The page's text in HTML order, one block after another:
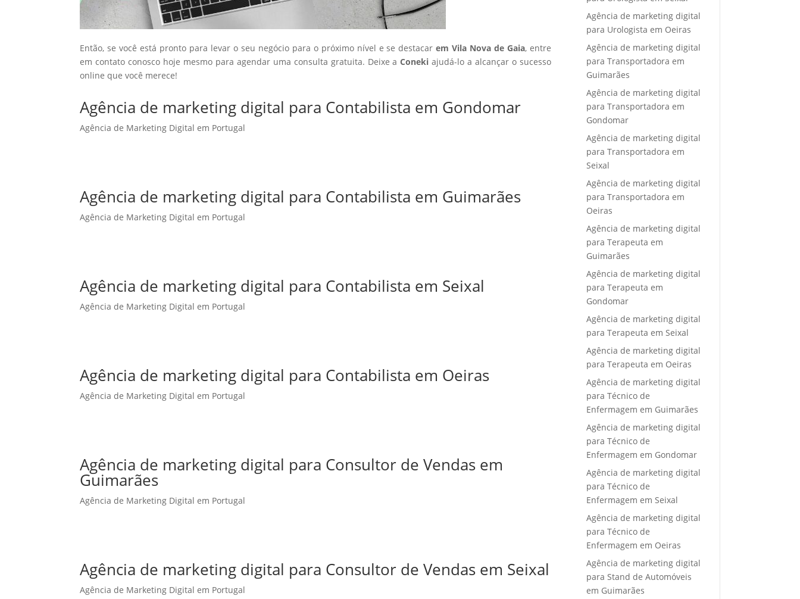
Então, se você está pronto para levar o seu negócio para o próximo nível e se destacarem Vila Nova de Gaia, entre
em contato conosco hoje mesmo para agendar uma consulta gratuita. Deixe aConeki ajudá-lo a alcançar o sucesso
online que você merece!
Agência de marketing digital para Contabilista em Gondomar
Agência de Marketing Digital em Portugal
Agência de marketing digital para Contabilista em Guimarães
Agência de Marketing Digital em Portugal
Agência de marketing digital para Contabilista em Seixal
Agência de Marketing Digital em Portugal
Agência de marketing digital para Contabilista em Oeiras
Agência de Marketing Digital em Portugal
Agência de marketing digital para Consultor de Vendas em
Guimarães
Agência de Marketing Digital em Portugal
Agência de marketing digital para Consultor de Vendas em Seixal
Agência de Marketing Digital em Portugal
Agência de marketing digital
para Urologista em Oeiras
Agência de marketing digital
para Transportadora em
Guimarães
Agência de marketing digital
para Transportadora em
Gondomar
Agência de marketing digital
para Transportadora em
Seixal
Agência de marketing digital
para Transportadora em
Oeiras
Agência de marketing digital
para Terapeuta em
Guimarães
Agência de marketing digital
para Terapeuta em
Gondomar
Agência de marketing digital
para Terapeuta em Seixal
Agência de marketing digital
para Terapeuta em Oeiras
Agência de marketing digital
para Técnico de
Enfermagem em Guimarães
Agência de marketing digital
para Técnico de
Enfermagem em Gondomar
Agência de marketing digital
para Técnico de
Enfermagem em Seixal
Agência de marketing digital
para Técnico de
Enfermagem em Oeiras
Agência de marketing digital
para Stand de Automóveis
em Guimarães